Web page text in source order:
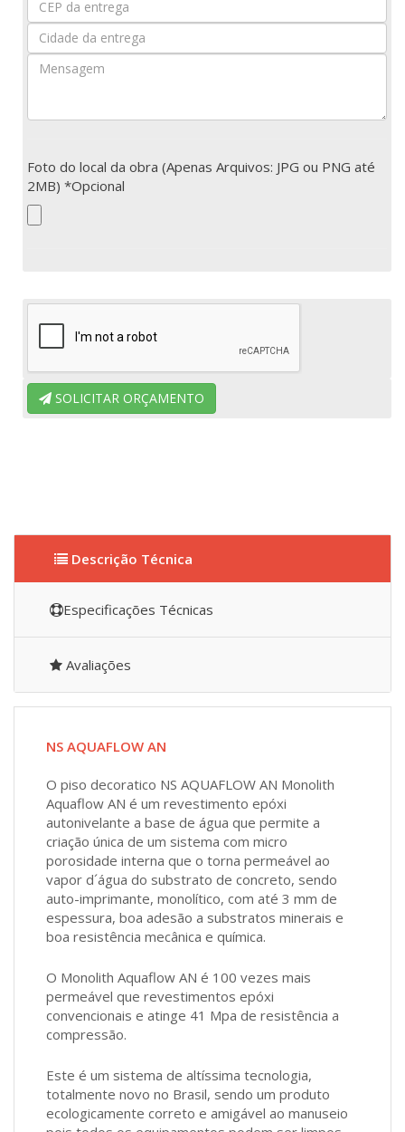
Foto do local da obra (Apenas Arquivos: JPG ou PNG até
2MB) *Opcional
SOLICITAR ORÇAMENTO
Descrição Técnica
Especificações Técnicas
Avaliações
NS AQUAFLOW AN
O piso decoratico NS AQUAFLOW AN Monolith
Aquaflow AN é um revestimento epóxi
autonivelante a base de água que permite a
criação única de um sistema com micro
porosidade interna que o torna permeável ao
vapor d´água do substrato de concreto, sendo
auto-imprimante, monolítico, com até 3 mm de
espessura, boa adesão a substratos minerais e
boa resistência mecânica e química.
O Monolith Aquaflow AN é 100 vezes mais
permeável que revestimentos epóxi
convencionais e atinge 41 Mpa de resistência a
compressão.
Este é um sistema de altíssima tecnologia,
totalmente novo no Brasil, sendo um produto
ecologicamente correto e amigável ao manuseio